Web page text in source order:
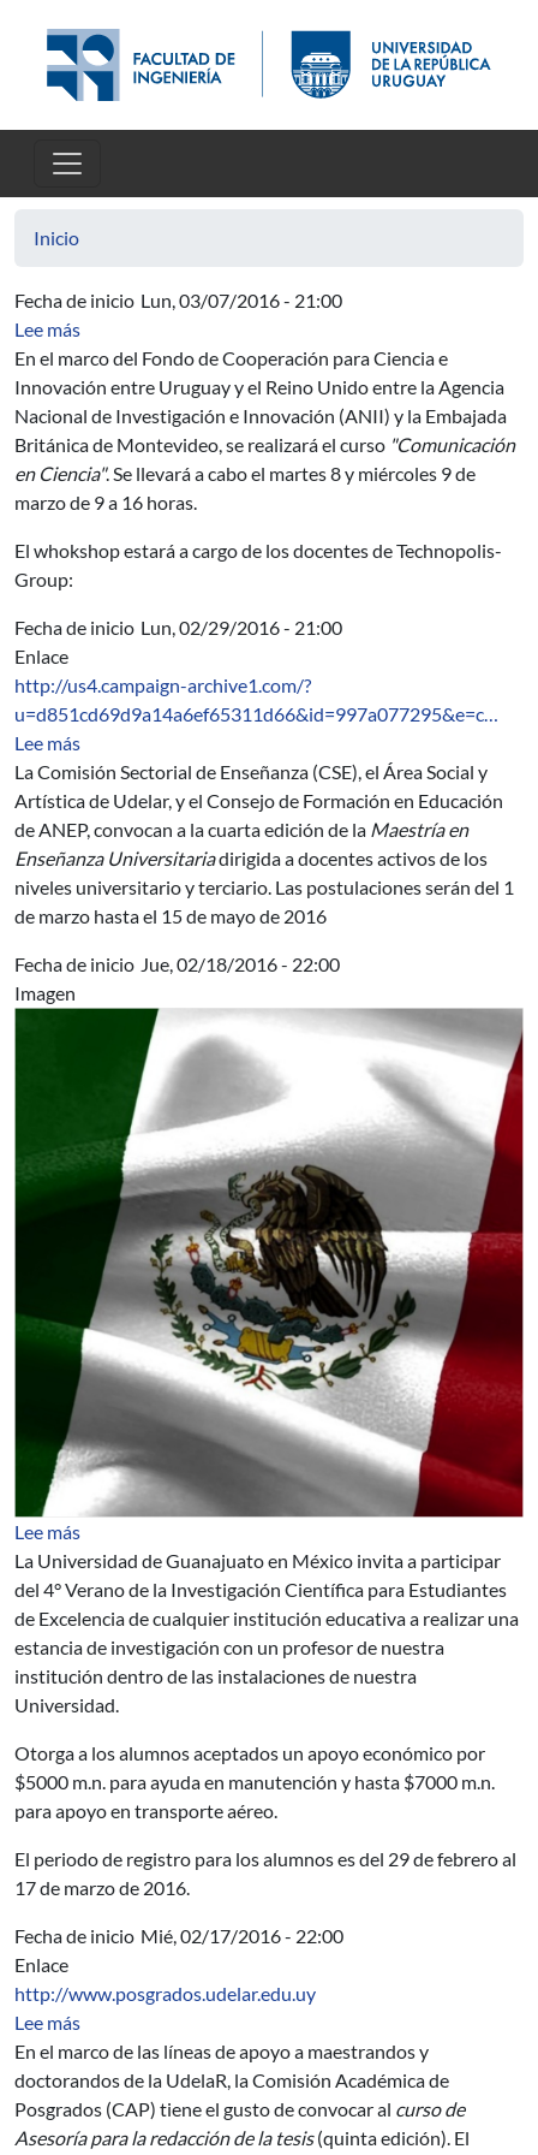
Inicio
Fecha de inicio Lun, 03/07/2016 - 21:00
Lee mássobre Curso de Comunicación en Ciencia
En el marco del Fondo de Cooperación para Ciencia e
Innovación entre Uruguay y el Reino Unido entre la Agencia
Nacional de Investigación e Innovación (ANII) y la Embajada
Británica de Montevideo, se realizará el curso "Comunicación
en Ciencia". Se llevará a cabo el martes 8 y miércoles 9 de
marzo de 9 a 16 horas.
El whokshop estará a cargo de los docentes de Technopolis-
Group:
Fecha de inicio Lun, 02/29/2016 - 21:00
Enlace
http://us4.campaign-archive1.com/?
u=d851cd69d9a14a6ef65311d66&id=997a077295&e=c…
Lee mássobre Maestría en Enseñanza Universitaria. Cuarta
La Comisión Sectorial de Enseñanza (CSE), el Área Social y
Artística de Udelar, y el Consejo de Formación en Educación
de ANEP, convocan a la cuarta edición de la Maestría en
Enseñanza Universitariadirigida a docentes activos de los
niveles universitario y terciario. Las postulaciones serán del 1
de marzo hasta el 15 de mayo de 2016
Fecha de inicio Jue, 02/18/2016 - 22:00
Imagen
Lee mássobre Universidad de Guanajuato, México: estadías de
La Universidad de Guanajuato en México invita a participar
del 4° Verano de la Investigación Científica para Estudiantes
de Excelencia de cualquier institución educativa a realizar una
estancia de investigación con un profesor de nuestra
institución dentro de las instalaciones de nuestra
Universidad.
Otorga a los alumnos aceptados un apoyo económico por
$5000 m.n. para ayuda en manutención y hasta $7000 m.n.
para apoyo en transporte aéreo.
El periodo de registro para los alumnos es del 29 de febrero al
17 de marzo de 2016.
Fecha de inicio Mié, 02/17/2016 - 22:00
Enlace
http://www.posgrados.udelar.edu.uy
Lee mássobre Curso de Asesoría para la redacción de la tesis
En el marco de las líneas de apoyo a maestrandos y
doctorandos de la UdelaR, la Comisión Académica de
Posgrados (CAP) tiene el gusto de convocar al curso de
Asesoría para la redacción de la tesis(quinta edición). El